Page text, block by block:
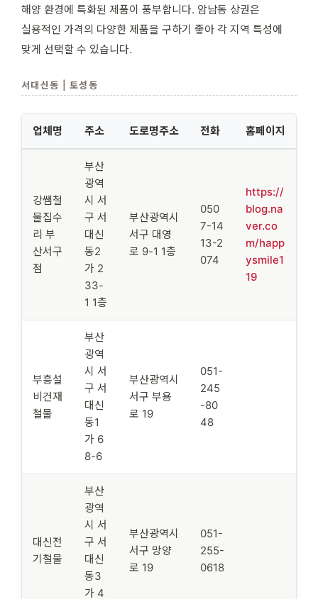
해양 환경에 특화된 제품이 풍부합니다. 암남동 상권은
실용적인 가격의 다양한 제품을 구하기 좋아 각 지역 특성에
맞게 선택할 수 있습니다.
서대신동 | 토성동
업체명 주소 도로명주소 전화 홈페이지
강쌤철
물집수
리 부
산서구
점
부산
광역
시 서
구 서
대신
동2
가 2
33-
1 1층
부산광역시
서구 대영
로 9-1 1층
050
7-14
13-2
074
https://
blog.na
ver.co
m/happ
ysmile1
19
부흥설
비건재
철물
부산
광역
시 서
구 서
대신
동1
가 6
8-6
부산광역시
서구 부용
로 19
051-
245
-80
48
대신전
기철물
부산
광역
시 서
구 서
대신
동3
가 4
부산광역시
서구 망양
로 19
051-
255-
0618